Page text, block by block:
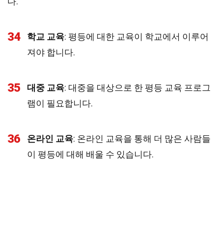
34 학교 교육: 평등에 대한 교육이 학교에서 이루어
져야 합니다.
35 대중 교육: 대중을 대상으로 한 평등 교육 프로그
램이 필요합니다.
36 온라인 교육: 온라인 교육을 통해 더 많은 사람들
이 평등에 대해 배울 수 있습니다.